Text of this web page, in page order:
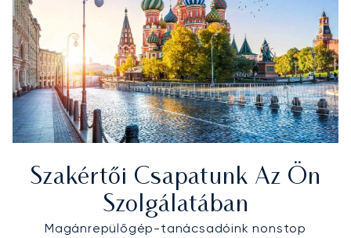
Szakértői Csapatunk Az Ön
Szolgálatában
Magánrepülőgép-tanácsadóink nonstop